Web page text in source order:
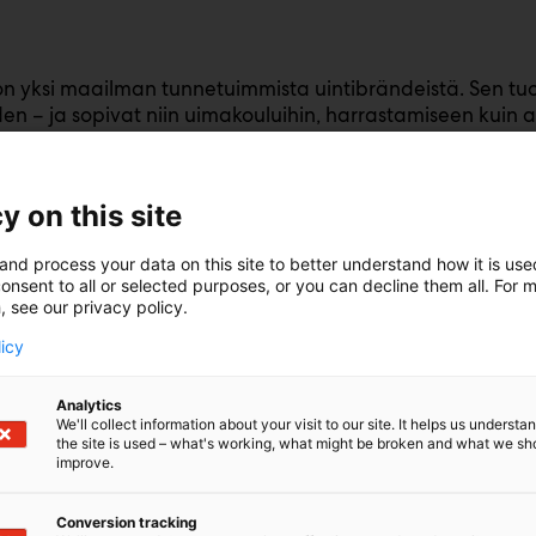
yksi maailman tunnetuimmista uintibrändeistä. Sen
– ja sopivat niin uimakouluihin, harrastamiseen kuin
lasten uimalaseja, uima-asuja ja harjoitteluvälineitä.
on lasten vesileikkeihin suunniteltu tuotesarja, joka
löytyy esimerkiksi lasten uimatarvikkeita, jotka
uimataitoa ja nauttimaan vesileikeistä rannalla
on suomalainen vesiliikunnan asiantuntijabrändi,
avovesiuintiin ja vesiharrastuksiin. Lapsille
– jotta koko perhe voi nauttia vedessä
tuotteisiin, kysymään vinkkejä lasten
on this site
process your data on this site to better understand how it is
to all or selected purposes, or you can decline them all. For
see our privacy policy.
Analytics
We'll collect information about your visit to our site. It helps us
the site is used – what's working, what might be broken and what we
improve.
Conversion tracking